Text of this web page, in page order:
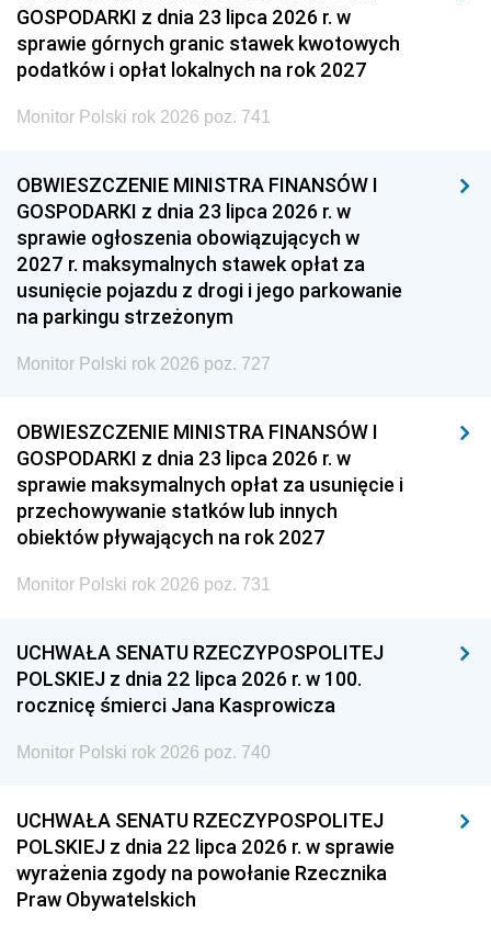
GOSPODARKI z dnia 23 lipca 2026 r. w
sprawie górnych granic stawek kwotowych
podatków i opłat lokalnych na rok 2027
Monitor Polski rok 2026 poz. 741
OBWIESZCZENIE MINISTRA FINANSÓW I
GOSPODARKI z dnia 23 lipca 2026 r. w
sprawie ogłoszenia obowiązujących w
2027 r. maksymalnych stawek opłat za
usunięcie pojazdu z drogi i jego parkowanie
na parkingu strzeżonym
Monitor Polski rok 2026 poz. 727
OBWIESZCZENIE MINISTRA FINANSÓW I
GOSPODARKI z dnia 23 lipca 2026 r. w
sprawie maksymalnych opłat za usunięcie i
przechowywanie statków lub innych
obiektów pływających na rok 2027
Monitor Polski rok 2026 poz. 731
UCHWAŁA SENATU RZECZYPOSPOLITEJ
POLSKIEJ z dnia 22 lipca 2026 r. w 100.
rocznicę śmierci Jana Kasprowicza
Monitor Polski rok 2026 poz. 740
UCHWAŁA SENATU RZECZYPOSPOLITEJ
POLSKIEJ z dnia 22 lipca 2026 r. w sprawie
wyrażenia zgody na powołanie Rzecznika
Praw Obywatelskich